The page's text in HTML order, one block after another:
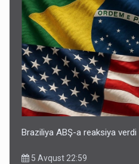
Braziliya ABŞ-a reaksiya verdi
5 Avqust 22:59